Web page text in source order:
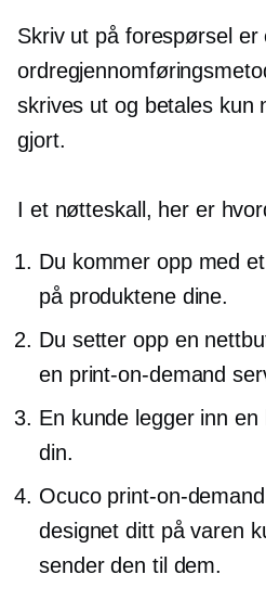
Skriv ut på forespørsel er
skrives ut og betales kun
gjort.
I et nøtteskall, her er
Du kommer opp med
på produktene dine.
Du setter opp en
en print-on-demand
En kunde legger inn en
din.
Ocuco print-on-demand
designet ditt på varen
sender den til dem.